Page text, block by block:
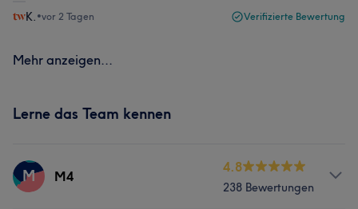
K. •vor 2 Tagen Verifizierte Bewertung
Mehr anzeigen...
Lerne das Team kennen
M M4
4.8
238 Bewertungen